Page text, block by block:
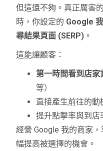
但這還不夠。真正厲害
時，你設定的 Google
尋結果頁面 (SERP) 。
這能讓顧客：
第一時間看到店家
等）
直接產生前往的動
提升點擊率與到店
經營 Google 我的商家
幅提高被選擇的機會。